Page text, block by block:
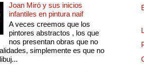
Joan Miró y sus inicios
infantiles en pintura naif
A veces creemos que los
pintores abstractos , los que
nos presentan obras que no
simplemente es que no